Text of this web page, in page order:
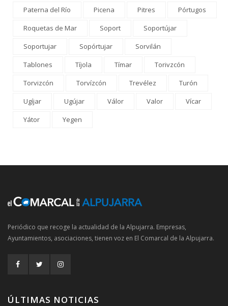
Paterna del Río
Picena Pitres
Pórtugos
Roquetas de Mar
Soport
Soportújar
Soportujar
Sopórtujar
Sorvilán
Tablones
Tíjola Tímar
Torivzcón
Torvizcón
Torvízcón Trevélez
Turón
Ugíjar
Ugújar Válor Valor
Vícar
Yátor
Yegen
Periódico que recoge la actualidad de la Alpujarra. Empresas,
Ayuntamientos, asociaciones, tienen voz en El Comarcal de la Alpujarra.
ÚLTIMAS NOTICIAS